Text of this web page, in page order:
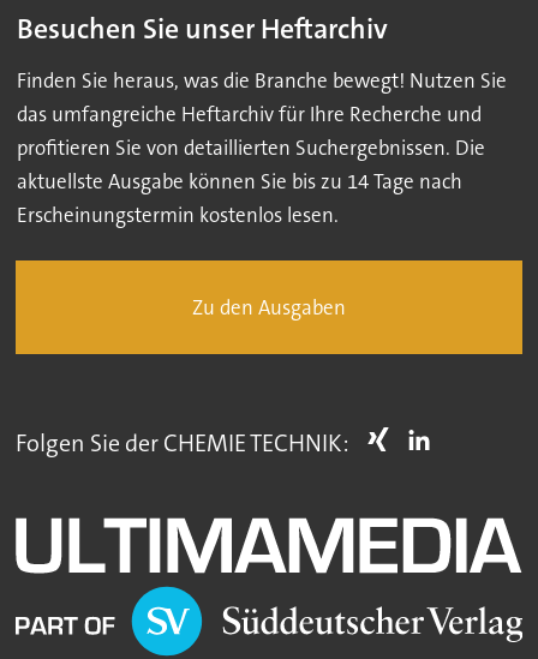
Besuchen Sie unser Heftarchiv
Finden Sie heraus, was die Branche bewegt! Nutzen Sie
das umfangreiche Heftarchiv für Ihre Recherche und
profitieren Sie von detaillierten Suchergebnissen. Die
aktuellste Ausgabe können Sie bis zu 14 Tage nach
Erscheinungstermin kostenlos lesen.
Zu den Ausgaben
Folgen Sie der CHEMIE TECHNIK: